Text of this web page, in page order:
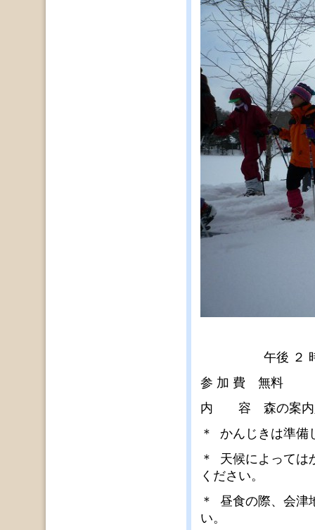
午後 ２ 時３
参 加 費 無料
内 容 森の案内人
＊ かんじきは準備
＊ 天候によっては
ください。
＊ 昼食の際、会津
い。